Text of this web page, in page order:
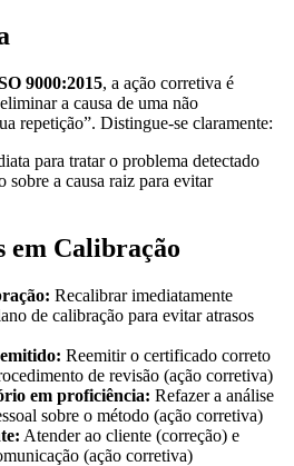
9000:2015, a ação corretiva é
a causa de uma não
repetição”. Distingue-se claramente:
para tratar o problema detectado
sobre a causa raiz para evitar
em Calibração
Recalibrar imediatamente
de calibração para evitar atrasos
Reemitir o certificado correto
de revisão (ação corretiva)
em proficiência: Refazer a análise
sobre o método (ação corretiva)
Atender ao cliente (correção) e
(ação corretiva)